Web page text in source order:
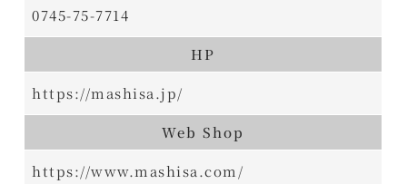
0745-75-7714
HP
https://mashisa.jp/
Web Shop
https://www.mashisa.com/